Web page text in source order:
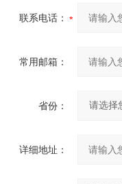
联系电话：
常用邮箱：
省份：
详细地址：